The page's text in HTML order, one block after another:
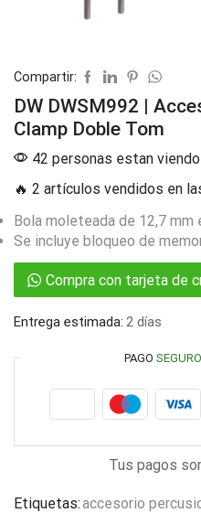
Compartir:
DW DWSM992 |
Clamp Doble Tom
42 personas estan
🔥 2 artículos vendidos en
Bola moleteada de 12,7 mm
Se incluye bloqueo de
Compra con tarjeta de
Entrega estimada: 2 días
PAGO SEGURO
Tus pagos
Etiquetas:accesorio